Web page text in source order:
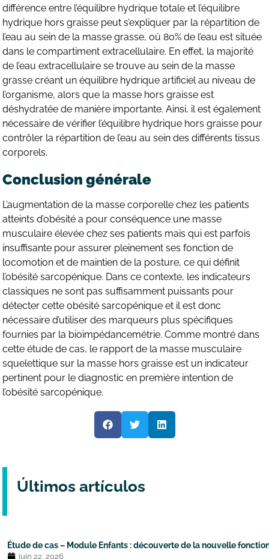
différence entre l’équilibre hydrique totale et l’équilibre
hydrique hors graisse peut s’expliquer par la répartition de
l’eau au sein de la masse grasse, où 80% de l’eau est située
dans le compartiment extracellulaire. En effet, la majorité
de l’eau extracellulaire se trouve au sein de la masse
grasse créant un équilibre hydrique artificiel au niveau de
l’organisme, alors que la masse hors graisse est
déshydratée de manière importante. Ainsi, il est également
nécessaire de vérifier l’équilibre hydrique hors graisse pour
contrôler la répartition de l’eau au sein des différents tissus
corporels.
Conclusion générale
L’augmentation de la masse corporelle chez les patients
atteints d’obésité a pour conséquence une masse
musculaire élevée chez ses patients mais qui est parfois
insuffisante pour assurer pleinement ses fonction de
locomotion et de maintien de la posture, ce qui définit
l’obésité sarcopénique. Dans ce contexte, les indicateurs
classiques ne sont pas suffisamment puissants pour
détecter cette obésité sarcopénique et il est donc
nécessaire d’utiliser des marqueurs plus spécifiques
fournies par la bioimpédancemétrie. Comme montré dans
cette étude de cas, le rapport de la masse musculaire
squelettique sur la masse hors graisse est un indicateur
pertinent pour le diagnostic en première intention de
l’obésité sarcopénique.
Últimos artículos
Étude de cas – Module Enfants : découverte de la nouvelle
juin 22, 2026